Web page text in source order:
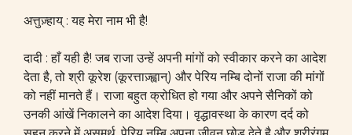
अत्तुज़्हाय् : यह मेरा नाम भी है!
दादी : हाँ यही है! जब राजा उन्हें अपनी मांगों को स्वीकार करने का आदेश
देता है, तो श्री कूरेश (कूरत्ताज़्ह्वान्) और पेरिय नम्बि दोनों राजा की मांगों
को नहीं मानते हैं। राजा बहुत क्रोधित हो गया और अपने सैनिकों को
उनकी आंखें निकालने का आदेश दिया। वृद्धावस्था के कारण दर्द को